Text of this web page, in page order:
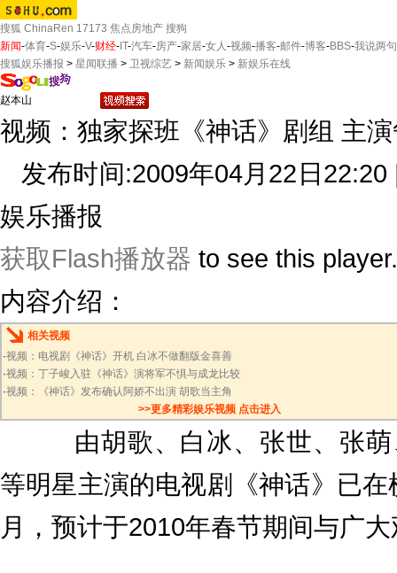
搜狐 ChinaRen 17173 焦点房地产 搜狗
新闻-体育-S-娱乐-V-财经- IT-汽车-房产-家居-女人-视频-播客-邮件-博客-BBS-我说两句
搜狐娱乐播报 > 星闻联播 > 卫视综艺 > 新闻娱乐 > 新娱乐在线
视频：独家探班《神话》剧组 主演
发布时间:2009年04月22日
娱乐播报
获取Flash播放器 to see this player.
内容介绍：
相关视频
·视频：电视剧《神话》开机 白冰不做翻版金喜善
·视频：丁子峻入驻《神话》演将军不惧与成龙比较
·视频：《神话》发布确认阿娇不出演 胡歌当主角
>>更多精彩娱乐视频 点击进入
由胡歌、白冰、张世、张萌
等明星主演的电视剧《神话》已
月，预计于2010年春节期间与广